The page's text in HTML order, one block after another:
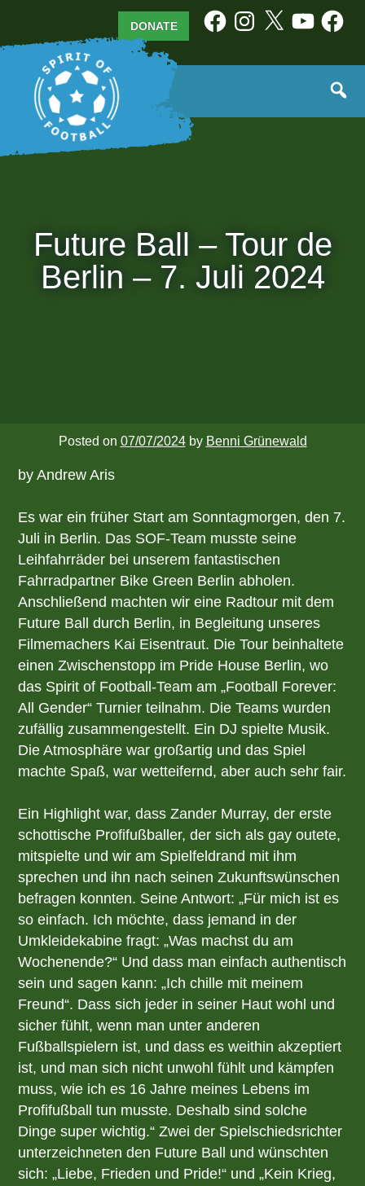
content
FacebookInstagram
X YouTube
DONATE
Future Ball – Tour de
Berlin – 7. Juli 2024
Posted on 07/07/2024by Benni Grünewald
by Andrew Aris
Es war ein früher Start am Sonntagmorgen, den 7.
Juli in Berlin. Das SOF-Team musste seine
Leihfahrräder bei unserem fantastischen
Fahrradpartner Bike Green Berlin abholen.
Anschließend machten wir eine Radtour mit dem
Future Ball durch Berlin, in Begleitung unseres
Filmemachers Kai Eisentraut. Die Tour beinhaltete
einen Zwischenstopp im Pride House Berlin, wo
das Spirit of Football-Team am „Football Forever:
All Gender“ Turnier teilnahm. Die Teams wurden
zufällig zusammengestellt. Ein DJ spielte Musik.
Die Atmosphäre war großartig und das Spiel
machte Spaß, war wetteifernd, aber auch sehr fair.
Ein Highlight war, dass Zander Murray, der erste
schottische Profifußballer, der sich als gay outete,
mitspielte und wir am Spielfeldrand mit ihm
sprechen und ihn nach seinen Zukunftswünschen
befragen konnten. Seine Antwort: „Für mich ist es
so einfach. Ich möchte, dass jemand in der
Umkleidekabine fragt: „Was machst du am
Wochenende?“ Und dass man einfach authentisch
sein und sagen kann: „Ich chille mit meinem
Freund“. Dass sich jeder in seiner Haut wohl und
sicher fühlt, wenn man unter anderen
Fußballspielern ist, und dass es weithin akzeptiert
ist, und man sich nicht unwohl fühlt und kämpfen
muss, wie ich es 16 Jahre meines Lebens im
Profifußball tun musste. Deshalb sind solche
Dinge super wichtig.“ Zwei der Spielschiedsrichter
unterzeichneten den Future Ball und wünschten
sich: „Liebe, Frieden und Pride!“ und „Kein Krieg,